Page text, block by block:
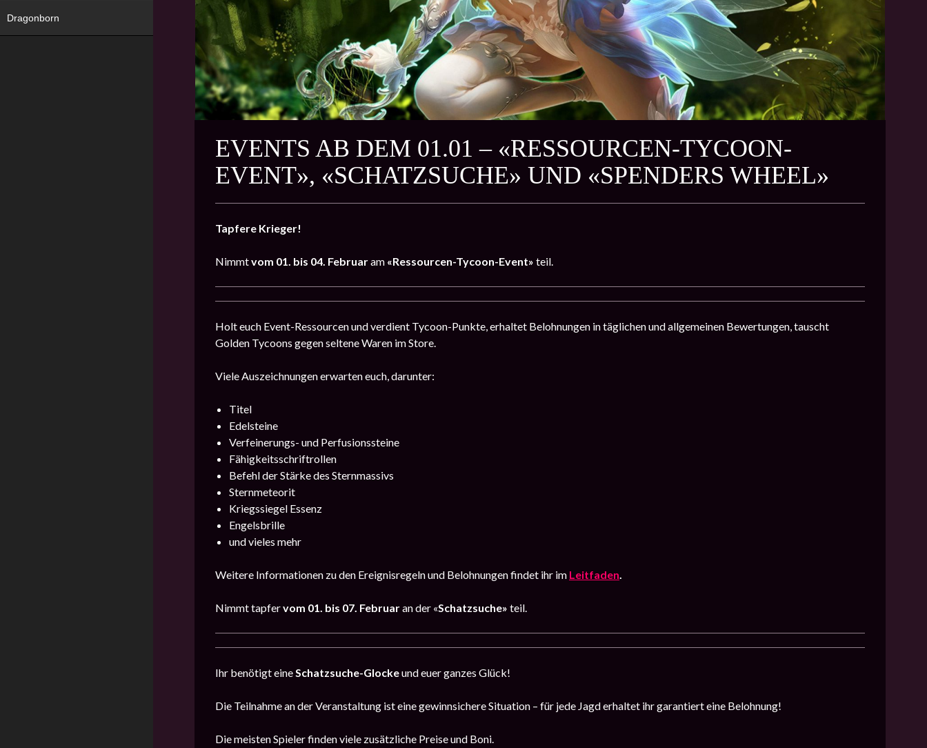
EVENTS AB DEM 01.01 – «RESSOURCEN-TYCOON-
EVENT», «SCHATZSUCHE» UND «SPENDERS WHEEL»
Tapfere Krieger!
Nimmtvom 01. bis 04. Februaram «Ressourcen-Tycoon-Event» teil.
Holt euch Event-Ressourcen und verdient Tycoon-Punkte, erhaltet Belohnungen in täglichen und allgemeinen Bewertungen, tauscht
Golden Tycoons gegen seltene Waren im Store.
Viele Auszeichnungen erwarten euch, darunter:
Titel
Edelsteine
Verfeinerungs- und Perfusionssteine
Fähigkeitsschriftrollen
Befehl der Stärke des Sternmassivs
Sternmeteorit
Kriegssiegel Essenz
Engelsbrille
und vieles mehr
Weitere Informationen zu den Ereignisregeln und Belohnungen findet ihr im Leitfaden.
Nimmt tapfervom 01. bis 07. Februaran der «Schatzsuche» teil.
Ihr benötigt eineSchatzsuche-Glockeund euer ganzes Glück!
Die Teilnahme an der Veranstaltung ist eine gewinnsichere Situation – für jede Jagd erhaltet ihr garantiert eine Belohnung!
Die meisten Spieler finden viele zusätzliche Preise und Boni.
Dragonborn